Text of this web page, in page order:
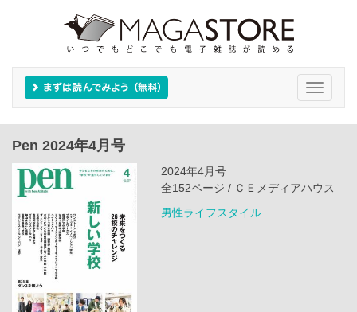
Toggle
Pen 2024年4月号
2024年4月号
全152ページ / ＣＥメディアハウス
男性ライフスタイル